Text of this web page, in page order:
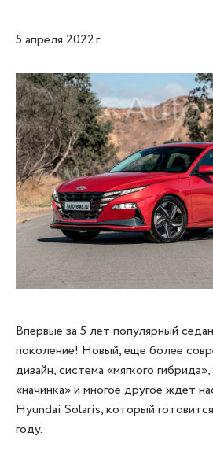
5 апреля 2022 г.
Впервые за 5 лет популярный
поколение! Новый, еще более
дизайн, система «мягкого
«начинка» и многое другое ждет
Hyundai Solaris, который
году.